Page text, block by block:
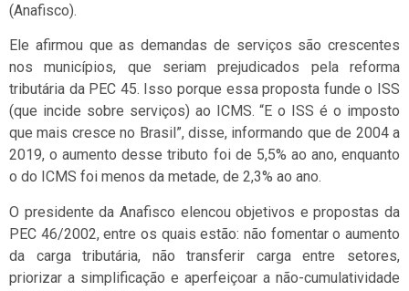
(Anafisco).
Ele afirmou que as demandas de serviços são crescentes
nos municípios, que seriam prejudicados pela reforma
tributária da PEC 45. Isso porque essa proposta funde o ISS
(que incide sobre serviços) ao ICMS. “E o ISS é o imposto
que mais cresce no Brasil”, disse, informando que de 2004 a
2019, o aumento desse tributo foi de 5,5% ao ano, enquanto
o do ICMS foi menos da metade, de 2,3% ao ano.
O presidente da Anafisco elencou objetivos e propostas da
PEC 46/2002, entre os quais estão: não fomentar o aumento
da carga tributária, não transferir carga entre setores,
priorizar a simplificação e aperfeiçoar a não-cumulatividade